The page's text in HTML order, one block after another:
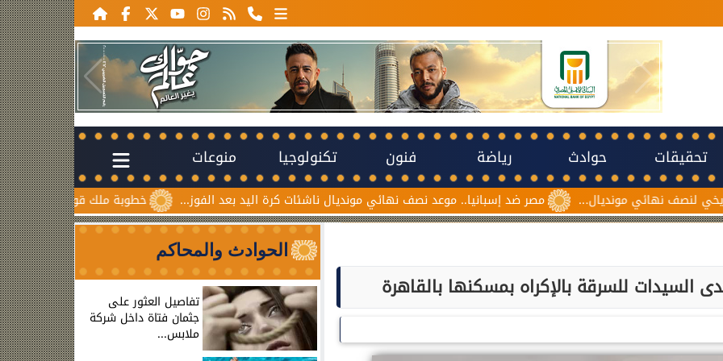
تحقيقات حوادث رياضة فنون تكنولوجيا منوعات
خطوبة ملك قورة ويوسف عثمان.. مصر ضد إسبانيا.. موعد نصف نهائي مونديال ناشئات كرة اليد بعد الفوز... نهائي مونديال...
للسرقة بالإكراه بمسكنها بالقاهرة
الحوادث والمحاكم
تفاصيل العثور على
جثمان فتاة داخل شركة
ملابس...